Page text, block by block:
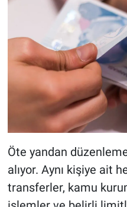
Öte yandan
alıyor. Aynı kişiye ait
transferler, kamu